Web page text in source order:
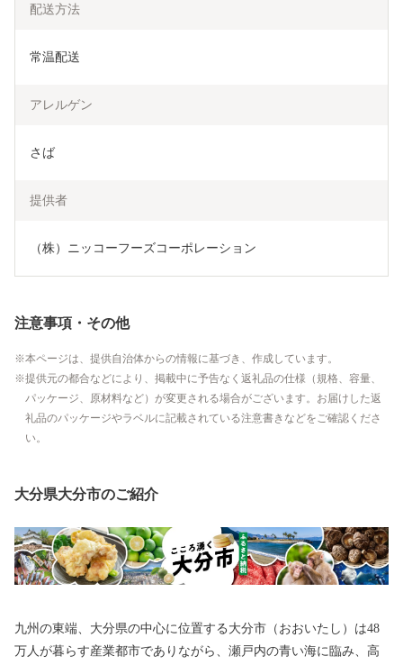
配送方法
常温配送
アレルゲン
さば
提供者
（株）ニッコーフーズコーポレーション
注意事項・その他
本ページは、提供自治体からの情報に基づき、作成しています。
提供元の都合などにより、掲載中に予告なく返礼品の仕様（規格、容量、
パッケージ、原材料など）が変更される場合がございます。お届けした返
礼品のパッケージやラベルに記載されている注意書きなどをご確認くださ
い。
大分県大分市のご紹介
九州の東端、大分県の中心に位置する大分市（おおいたし）は48
万人が暮らす産業都市でありながら、瀬戸内の青い海に臨み、高